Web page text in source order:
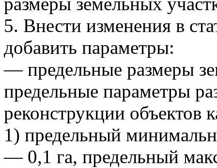
5. Внести изменения в
добавить параметры:
— предельные размеры
предельные параметры
реконструкции объектов
1) предельный
— 0,1 га, предельный